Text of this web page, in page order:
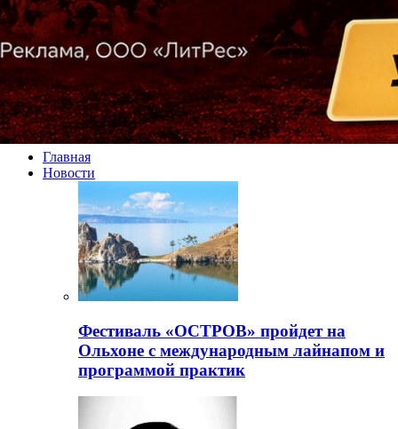
Главная
Новости
Фестиваль «ОСТРОВ» пройдет на
Ольхоне с международным лайнапом и
программой практик